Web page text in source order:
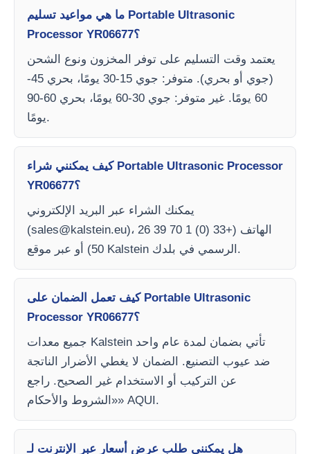
ما هي مواعيد تسليم Portable Ultrasonic
Processor YR06677؟
يعتمد وقت التسليم على توفر المخزون ونوع الشحن
(جوي أو بحري). متوفر: جوي 15-30 يومًا، بحري 45-
60 يومًا. غير متوفر: جوي 30-60 يومًا، بحري 60-90
يومًا.
كيف يمكنني شراء Portable Ultrasonic Processor
YR06677؟
يمكنك الشراء عبر البريد الإلكتروني
(sales@kalstein.eu)، الهاتف (+33 (0) 1 70 39 26
50) أو عبر موقع Kalstein الرسمي في بلدك.
كيف تعمل الضمان على Portable Ultrasonic
Processor YR06677؟
جميع معدات Kalstein تأتي بضمان لمدة عام واحد
ضد عيوب التصنيع. الضمان لا يغطي الأضرار الناتجة
عن التركيب أو الاستخدام غير الصحيح. راجع
«الشروط والأحكام» AQUI.
هل يمكنني طلب عرض أسعار عبر الإنترنت لـ